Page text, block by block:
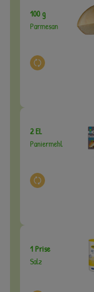
100 g
Parmesan
Auswahl ändern
2 EL
Paniermehl
Auswahl ändern
1 Prise
Salz